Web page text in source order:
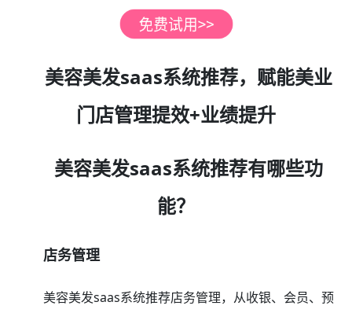
美容美发saas系统推荐，赋能美业
门店管理提效+业绩提升
美容美发saas系统推荐有哪些功
能？
店务管理
美容美发saas系统推荐店务管理，从收银、会员、预